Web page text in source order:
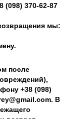
(098) 370-62-87
мы:
после
+38 (098)
В